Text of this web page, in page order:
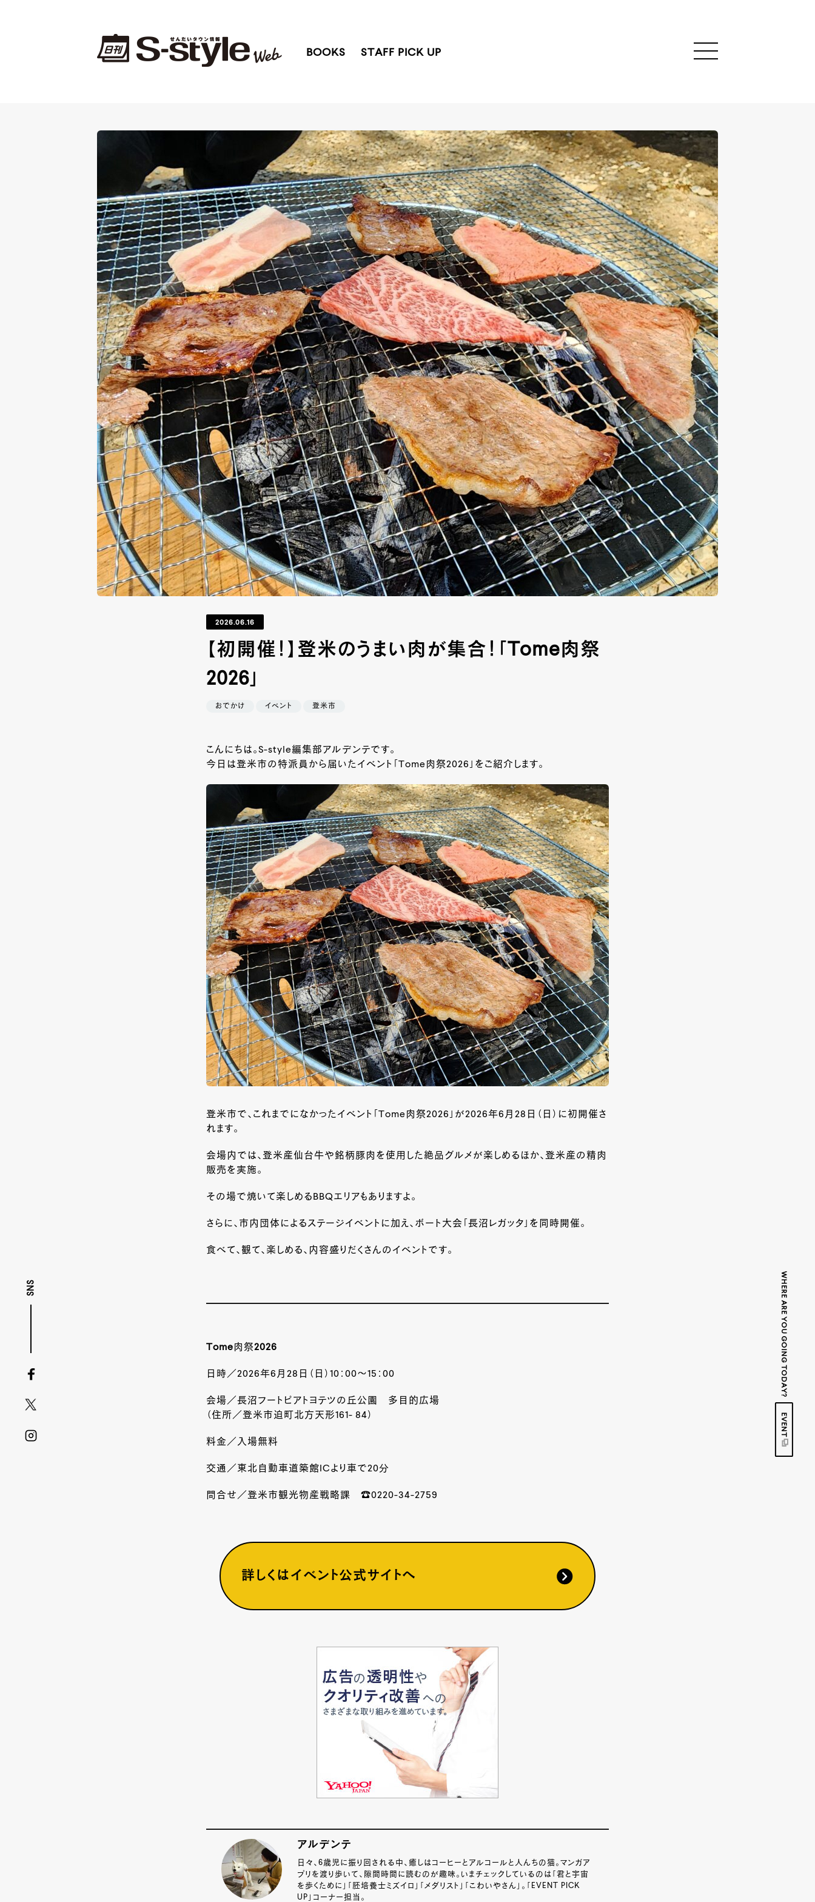
BOOKS STAFF PICK UP
SNS WHERE ARE YOU GOING TODAY?
EVENT
2026.06.16
【初開催！】登米のうまい肉が集合！「Tome肉祭
2026」
おでかけ イベント 登米市
こんにちは。S-style編集部アルデンテです。
今日は登米市の特派員から届いたイベント「 Tome 肉祭2026 」をご紹介します。
登米市で、これまでになかったイベント「 Tome 肉祭2026
」が2026年6月28日（日）に初開催さ
れます。
会場内では、登米産仙台牛や銘柄豚肉を使用した絶品グルメが楽しめるほか、登米産の精肉
販売を実施。
その場で焼いて楽しめる BBQエリアもありますよ。
さらに、市内団体によるステージイベントに加え、ボート大会「長沼レガッタ」を同時開催。
食べて、観て、楽しめる、内容盛りだくさんのイベントです。
Tome肉祭2026
日時／2026年6 月 28 日（日） 10 ： 00～15 ： 00
会場／長沼フートピアトヨテツの丘公園 多目的広場
（住所／登米市迫町北方天形161- 84）
料金／入場無料
交通／東北自動車道築館 ICより車で20分
問合せ／登米市観光物産戦略課 ☎0220-34-2759
詳しくはイベント公式サイトへ
アルデンテ
日々、6歳児に振り回される中、癒しはコーヒーとアルコールと人んちの猫。マンガア
プリを渡り歩いて、隙間時間に読むのが趣味。いまチェックしているのは「君と宇宙
を歩くために」「胚培養士ミズイロ」「メダリスト」「こわいやさん」。「EVENT PICK
UP」コーナー担当。